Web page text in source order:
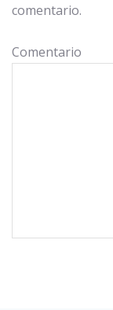
comentario.
Comentario